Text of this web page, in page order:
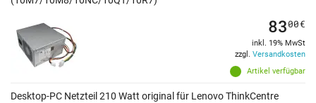
Artikel verfügbar
8300€
inkl. 19% MwSt
zzgl. Versandkosten
Desktop-PC Netzteil 210 Watt original für Lenovo ThinkCentre